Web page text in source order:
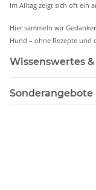
Im Alltag zeigt sich oft ein
Hier sammeln wir
Hund – ohne Rezepte und
Wissenswertes
Sonderangebote